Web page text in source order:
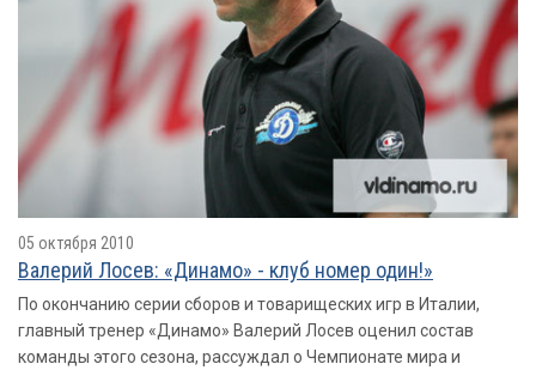
05 октября 2010
Валерий Лосев: «Динамо» - клуб номер один!»
По окончанию серии сборов и товарищеских игр в Италии,
главный тренер «Динамо» Валерий Лосев оценил состав
команды этого сезона, рассуждал о Чемпионате мира и